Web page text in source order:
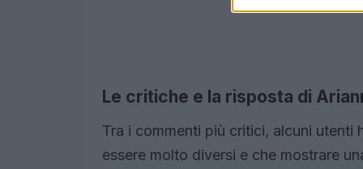
Le critiche e la risposta di
Tra i commenti più critici, alcuni
essere molto diversi e che mostrare